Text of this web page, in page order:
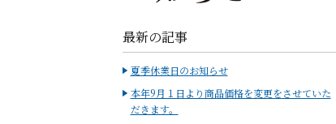
最新の記事
夏季休業日のお知らせ
本年9月１日より商品価格を変更をさせていた
だきます。